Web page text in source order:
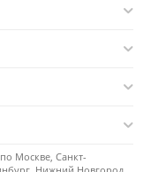
Москве, Санкт-